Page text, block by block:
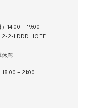
14:00 – 19:00
2-2-1 DDD HOTEL
休廊
– 21:00